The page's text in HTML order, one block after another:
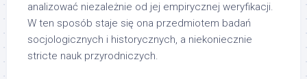
analizować niezależnie od jej empirycznej weryfikacji.
W ten sposób staje się ona przedmiotem badań
socjologicznych i historycznych, a niekoniecznie
stricte nauk przyrodniczych.